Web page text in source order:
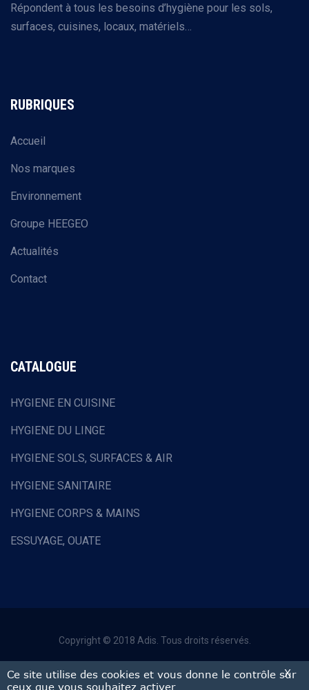
Répondent à tous les besoins d’hygiène pour les sols,
surfaces, cuisines, locaux, matériels…
RUBRIQUES
Accueil
Nos marques
Environnement
Groupe HEEGEO
Actualités
Contact
CATALOGUE
HYGIENE EN CUISINE
HYGIENE DU LINGE
HYGIENE SOLS, SURFACES & AIR
HYGIENE SANITAIRE
HYGIENE CORPS & MAINS
ESSUYAGE, OUATE
MATERIEL MANUEL
Copyright © 2018 Adis. Tous droits réservés.
Mentions légales
X
Ce site utilise des cookies et vous donne le contrôle sur
ceux que vous souhaitez activer